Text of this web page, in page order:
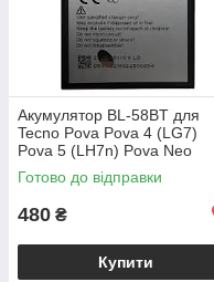
Акумулятор BL-58BT для
Tecno Pova Pova 4 (LG7)
Pova 5 (LH7n) Pova Neo
Готово до відправки
480 ₴
Купити